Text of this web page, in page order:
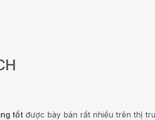
tốt được bày bán rất nhiều trên thị